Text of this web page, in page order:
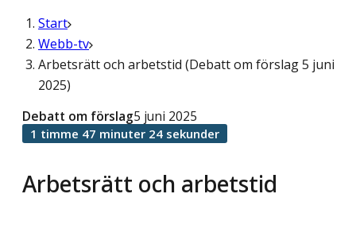
Start
Webb-tv
Arbetsrätt och arbetstid (Debatt om förslag 5 juni
2025)
Arbetsrätt och arbetstid
Debatt om förslag5 juni 2025
1 timme 47 minuter 24 sekunder